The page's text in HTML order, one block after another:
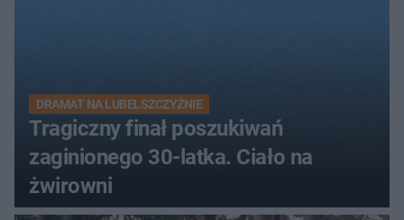
DRAMAT NA LUBELSZCZYŹNIE
Tragiczny finał poszukiwań
zaginionego 30-latka. Ciało na
żwirowni